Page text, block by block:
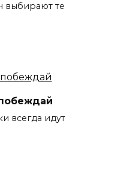
выбирают те
всегда идут